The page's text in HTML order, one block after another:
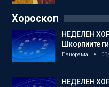
Хороскоп
НЕДЕЛЕН
Шкорпиите
Панорама
НЕДЕЛЕН